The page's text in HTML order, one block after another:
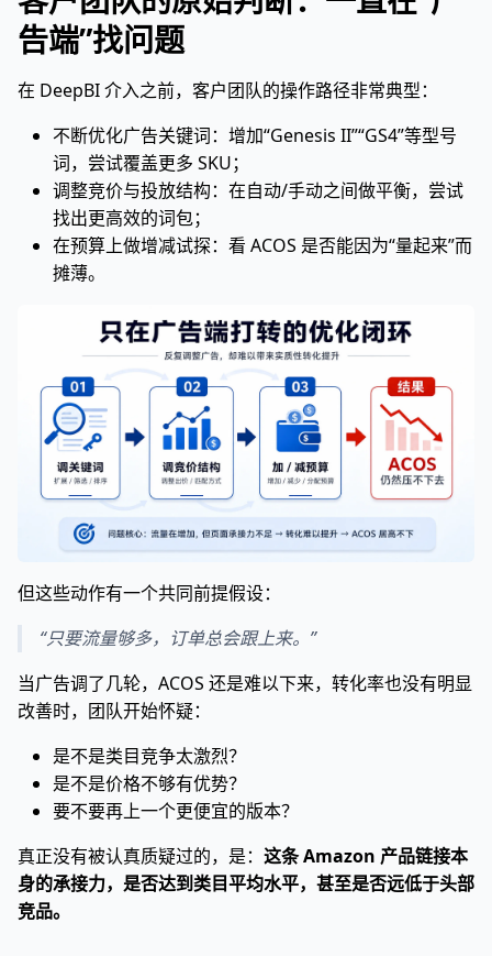
告端”找问题
在 DeepBI 介入之前，客户团队的操作路径非常典型：
不断优化广告关键词：增加“Genesis II”“GS4”等型号
词，尝试覆盖更多 SKU；
调整竞价与投放结构：在自动/手动之间做平衡，尝试
找出更高效的词包；
在预算上做增减试探：看 ACOS 是否能因为“量起来”而
摊薄。
但这些动作有一个共同前提假设：
“只要流量够多，订单总会跟上来。”
当广告调了几轮，ACOS 还是难以下来，转化率也没有明显
改善时，团队开始怀疑：
是不是类目竞争太激烈？
是不是价格不够有优势？
要不要再上一个更便宜的版本？
真正没有被认真质疑过的，是： 这条 Amazon 产品链接本
身的承接力，是否达到类目平均水平，甚至是否远低于头部
竞品。